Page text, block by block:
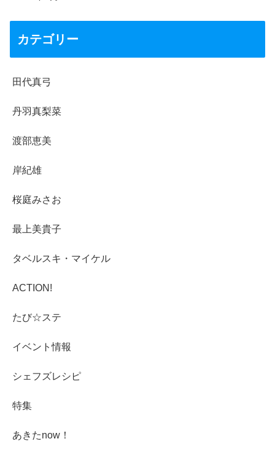
カテゴリー
田代真弓
丹羽真梨菜
渡部恵美
岸紀雄
桜庭みさお
最上美貴子
タベルスキ・マイケル
ACTION!
たび☆ステ
イベント情報
シェフズレシピ
特集
あきたnow！